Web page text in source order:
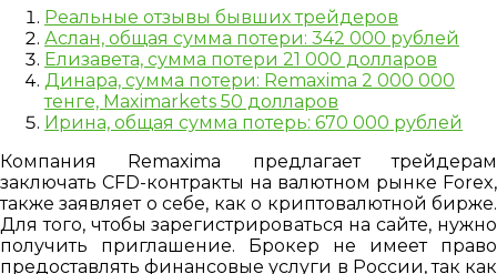
Реальные отзывы бывших трейдеров
Аслан, общая сумма потери: 342 000 рублей
Елизавета, сумма потери 21 000 долларов
Динара, сумма потери: Remaxima 2 000 000
тенге, Maximarkets 50 долларов
Ирина, общая сумма потерь: 670 000 рублей
Компания Remaxima предлагает трейдерам
заключать CFD-контракты на валютном рынке Forex,
также заявляет о себе, как о криптовалютной бирже.
Для того, чтобы зарегистрироваться на сайте, нужно
получить приглашение. Брокер не имеет право
предоставлять финансовые услуги в России, так как